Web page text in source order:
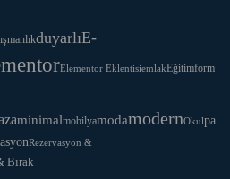
duyarlıE-
Elementor EklentisiemlakEğitimform
minimalmobilyamodamodernOkulpa
Rezervasyon &
Bırak